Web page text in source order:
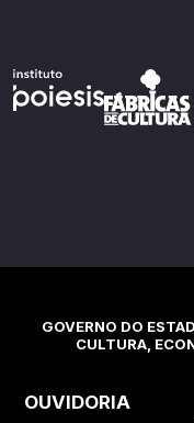
GOVERNO DO
CULTURA,
OUVIDORIA